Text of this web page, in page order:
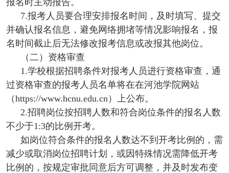
报名时主动报告。
7.报考人员要合理安排报名时间，及时填写、提交
并确认报名信息，避免网络拥堵等情况影响报名，报
名时间截止后无法修改报考信息或改报其他岗位。
（二）资格审查
1.学校根据招聘条件对报考人员进行资格审查，通
过资格审查的报考人员名单将在在河池学院网站
（https://www.hcnu.edu.cn）上公布。
2.招聘岗位按招聘人数和符合岗位条件的报名人数
不少于1:3的比例开考。
如岗位符合条件的报名人数达不到开考比例的，需
减少或取消岗位招聘计划，或因特殊情况需降低开考
比例的，按规定审批同意后方可调整，并及时发布变